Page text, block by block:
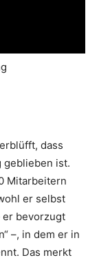
dass
geblieben ist.
Mitarbeitern
er selbst
er bevorzugt
–, in dem er in
Das merkt